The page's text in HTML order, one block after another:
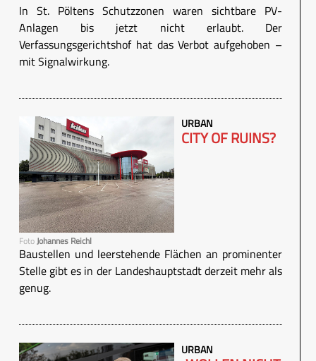
In St. Pöltens Schutzzonen waren sichtbare PV-
Anlagen bis jetzt nicht erlaubt. Der
Verfassungsgerichtshof hat das Verbot aufgehoben –
mit Signalwirkung.
FotoJohannes Reichl
URBAN
CITY OF RUINS?
Baustellen und leerstehende Flächen an prominenter
Stelle gibt es in der Landeshauptstadt derzeit mehr als
genug.
URBAN